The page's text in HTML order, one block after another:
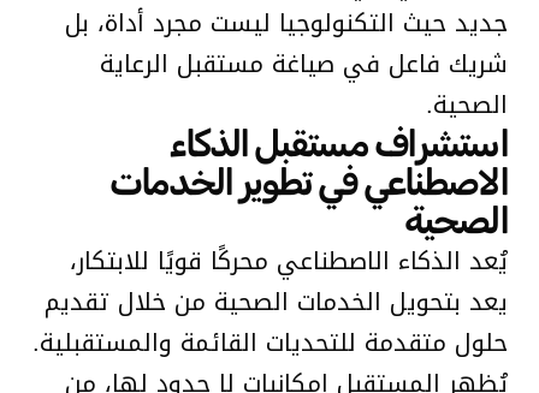
جديد حيث التكنولوجيا ليست مجرد أداة، بل
شريك فاعل في صياغة مستقبل الرعاية
الصحية.
استشراف مستقبل الذكاء
الاصطناعي في تطوير الخدمات
الصحية
يُعد الذكاء الاصطناعي محركًا قويًا للابتكار،
يعد بتحويل الخدمات الصحية من خلال تقديم
حلول متقدمة للتحديات القائمة والمستقبلية.
يُظهر المستقبل إمكانيات لا حدود لها، من